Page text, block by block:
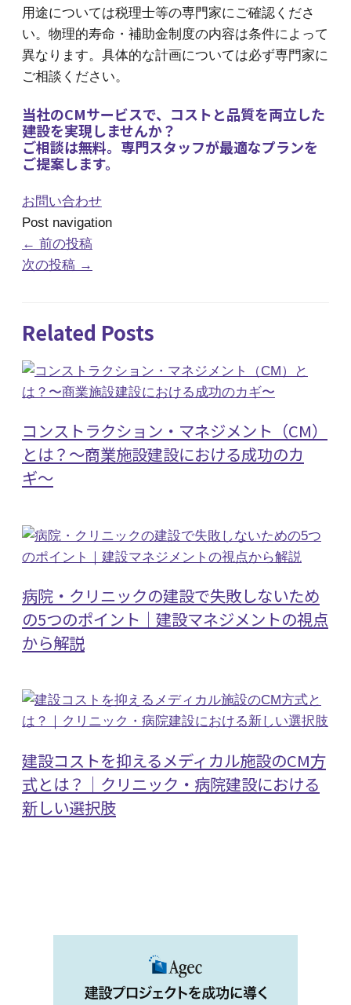
用途については税理士等の専門家にご確認くださ
い。物理的寿命・補助金制度の内容は条件によって
異なります。具体的な計画については必ず専門家に
ご相談ください。
当社のCMサービスで、コストと品質を両立した
建設を実現しませんか？
ご相談は無料。専門スタッフが最適なプランを
ご提案します。
お問い合わせ
Post navigation
← 前の投稿
次の投稿 →
Related Posts
コンストラクション・マネジメント（CM）
とは？〜商業施設建設における成功のカ
ギ〜
病院・クリニックの建設で失敗しないため
の5つのポイント｜建設マネジメントの視点
から解説
建設コストを抑えるメディカル施設のCM方
式とは？｜クリニック・病院建設における
新しい選択肢